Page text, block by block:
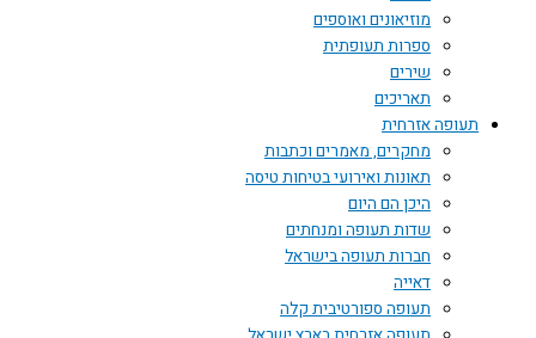
מוזיאונים ואוספים
ספרות תעופתית
שירים
תאריכים
תעופה אזרחית
מחקרים, מאמרים וכתבות
תאונות ואירועי בטיחות טיסה
היכן הם היום
שדות תעופה ומנחתים
חברות תעופה בישראל
דאייה
תעופה ספורטיבית קלה